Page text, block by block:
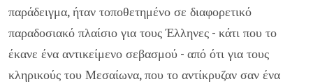
παράδειγμα, ήταν τοποθετημένο σε διαφορετικό
παραδοσιακό πλαίσιο για τους Έλληνες - κάτι που το
έκανε ένα αντικείμενο σεβασμού - από ότι για τους
κληρικούς του Μεσαίωνα, που το αντίκρυζαν σαν ένα